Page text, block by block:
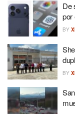
De
por
BY
BY